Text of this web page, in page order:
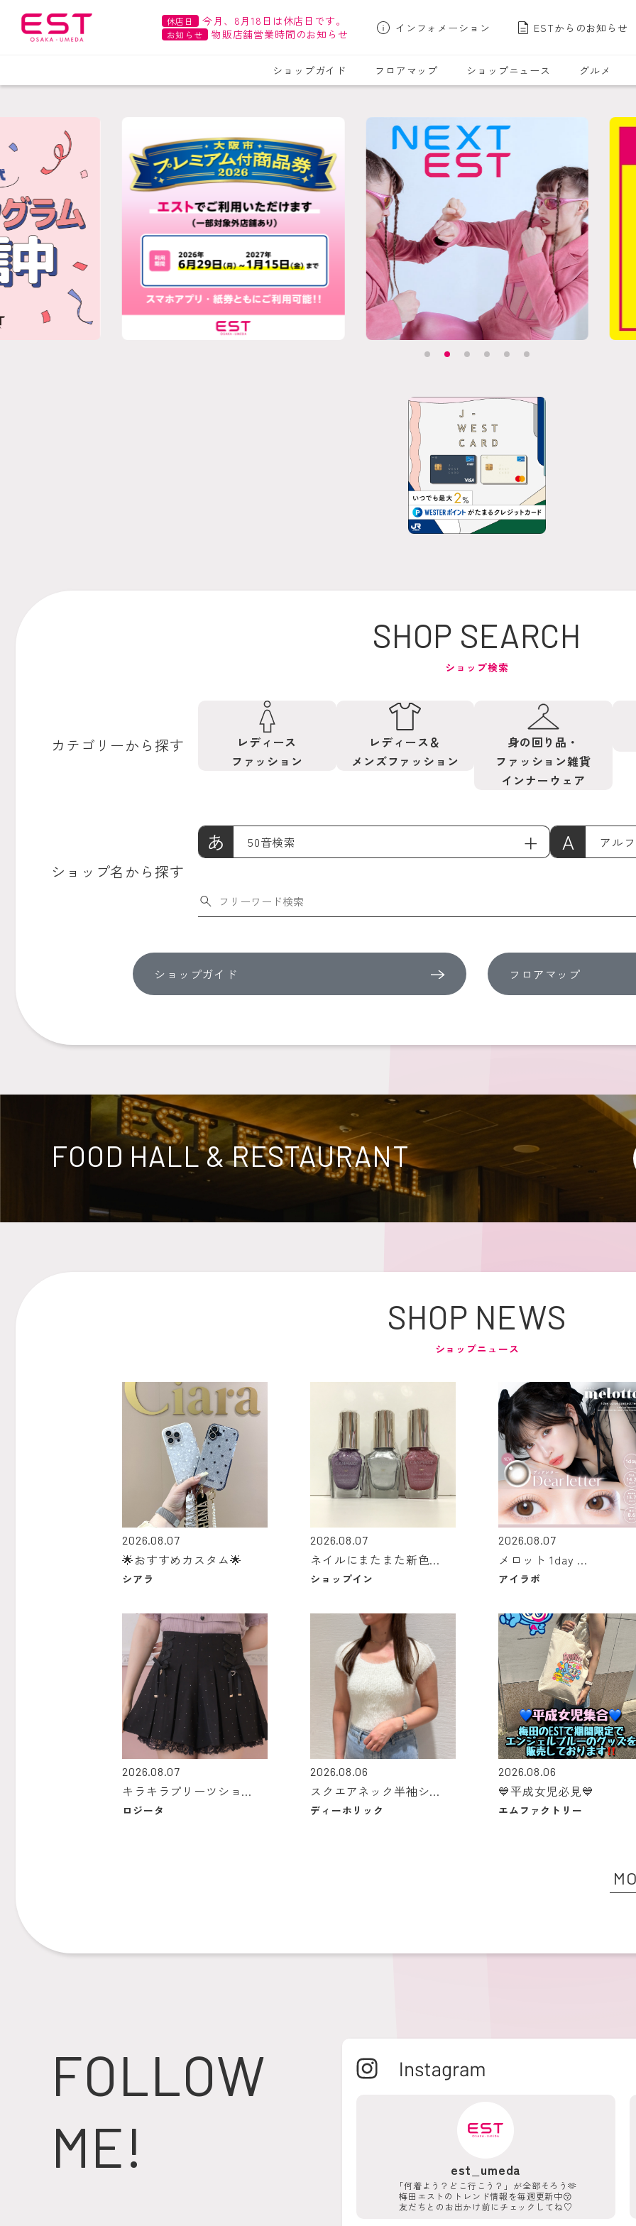
休店日 今月、8月18日は休店日です。
お知らせ 物販店舗営業時間のお知らせ インフォメーション ESTからのお知らせ
ショップガイド フロアマップ ショップニュース グルメ
SHOP SEARCH
ショップ検索
カテゴリーから探す
レディース
ファッション
レディース＆
メンズファッション
身の回り品・
ファッション雑貨
インナーウェア
ショップ名から探す
あ 50音検索 A アル
ショップガイド フロアマップ
FOOD HALL & RESTAURANT
SHOP NEWS
ショップニュース
2026.08.07
🌟おすすめカスタム🌟
シアラ
2026.08.07
ネイルにまたまた新色...
ショップイン
2026.08.07
メロット 1day ...
アイラボ
2026.08.07
キラキラプリーツショ...
ロジータ
2026.08.06
スクエアネック半袖シ...
ディーホリック
2026.08.06
💙平成女児必見💙
エムファクトリー
FOLLOW
ME!
est_umeda
「何着よう？どこ行こう？」が全部そろう🫶
梅田エストのトレンド情報を毎週更新中😚
友だちとのお出かけ前にチェックしてね♡